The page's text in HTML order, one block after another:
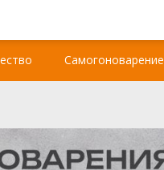
Самогоноварение